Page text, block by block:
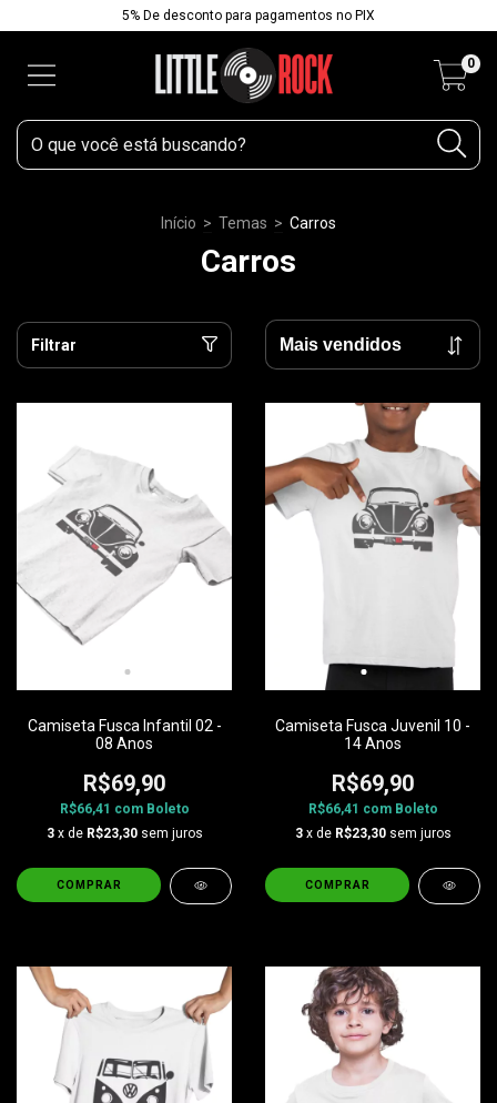
5% De desconto para pagamentos no PIX
0
Início > Temas > Carros
Carros
Filtrar
Camiseta Fusca Infantil 02 -
08 Anos
R$69,90
R$66,41 com Boleto
3 x de R$23,30 sem juros
COMPRAR
Camiseta Fusca Juvenil 10 -
14 Anos
R$69,90
R$66,41 com Boleto
3 x de R$23,30 sem juros
COMPRAR